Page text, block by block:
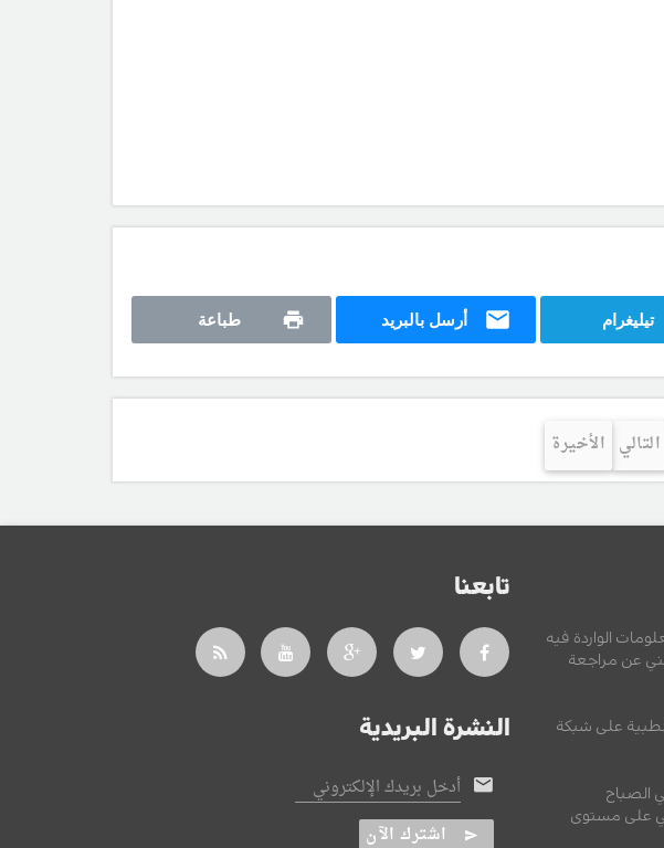
تيليغرام أرسل بالبريد طباعة
التالي الأخيرة
الواردة فيه
عن مراجعة
على شبكة
الصباح
على مستوى
تابعنا
النشرة البريدية
أدخل بريدك الإلكتروني
اشترك الآن